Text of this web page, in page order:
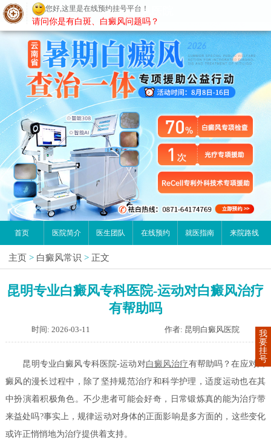
昆明白癜风医院
首页 医院简介 医生团队 在线预约 就医指南 来院路线
主页 > 白癜风常识 > 正文
昆明专业白癜风专科医院-运动对白癜风治疗
有帮助吗
时间: 2026-03-11 作者: 昆明白癜风医院
昆明专业白癜风专科医院-运动对白癜风治疗有帮助吗？在应对白
癜风的漫长过程中，除了坚持规范治疗和科学护理，适度运动也在其
中扮演着积极角色。不少患者可能会好奇，日常锻炼真的能为治疗带
来益处吗?事实上，规律运动对身体的正面影响是多方面的，这些变化
或许正悄悄地为治疗提供着支持。
我
要
挂
号
您好,这里是在线预约挂号平台！
请问你是有白斑、白癜风问题吗？